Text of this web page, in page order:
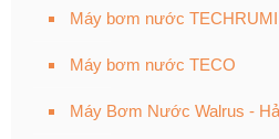
Máy bơm nước TECHRUMI
Máy bơm nước TECO
Máy Bơm Nước Walrus -